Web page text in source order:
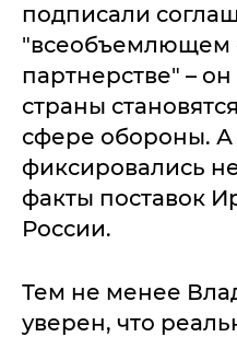
подписали
"всеобъемлющем
партнерстве" –
страны
сфере обороны.
фиксировались
факты поставок
России.
Тем не менее
уверен, что